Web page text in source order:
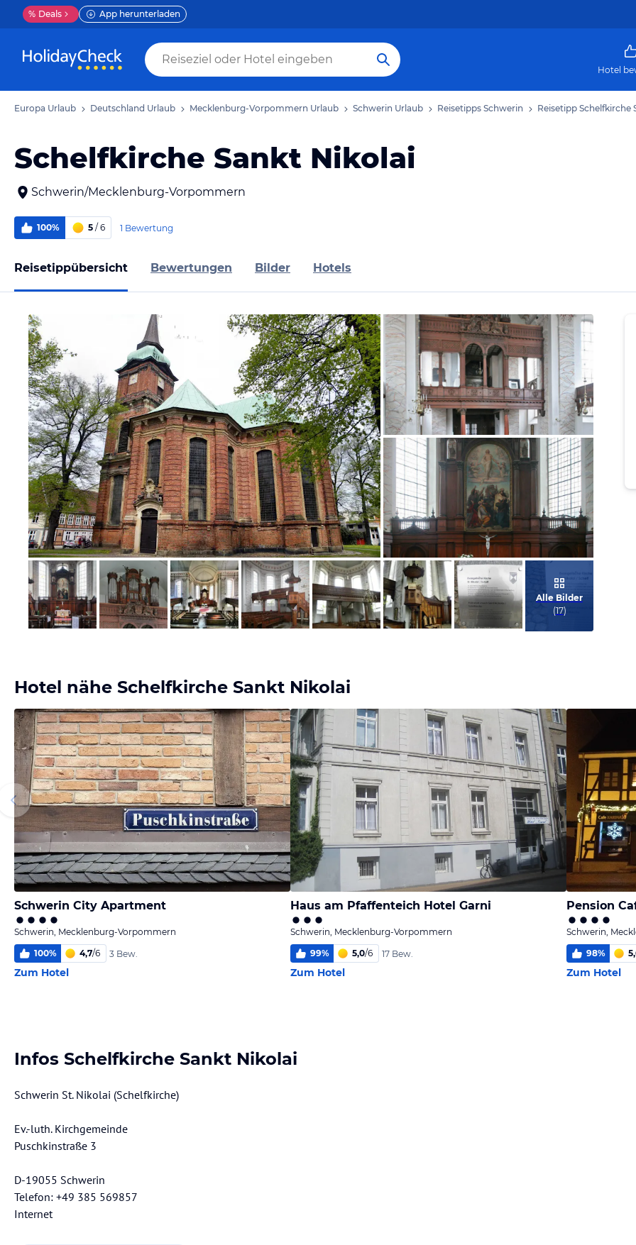
% Deals App herunterladen
Hotel
Europa Urlaub Deutschland Urlaub Mecklenburg-Vorpommern Urlaub Schwerin Urlaub Reisetipps Schwerin Reisetipp Schelfkirche
Schelfkirche Sankt Nikolai
Schwerin/Mecklenburg-Vorpommern
100% 5 / 6 1 Bewertung
Reisetippübersicht Bewertungen Bilder Hotels
Bild melden
von Wolfram
Bild melden
von Wolfram
Bild melden
von Wolfram
Alle Bilder
(17)
Hotel nähe Schelfkirche Sankt Nikolai
Schwerin City Apartment
Schwerin, Mecklenburg-Vorpommern
100% 4,7/6 3 Bew.
Zum Hotel
Haus am Pfaffenteich Hotel Garni
Schwerin, Mecklenburg-Vorpommern
99% 5,0/6 17 Bew.
Zum Hotel
Pension
Schwerin,
98%
Zum Hotel
Infos Schelfkirche Sankt Nikolai
Schwerin St. Nikolai (Schelfkirche)
Ev.-luth. Kirchgemeinde
Puschkinstraße 3
D-19055 Schwerin
Telefon: +49 385 569857
Internet